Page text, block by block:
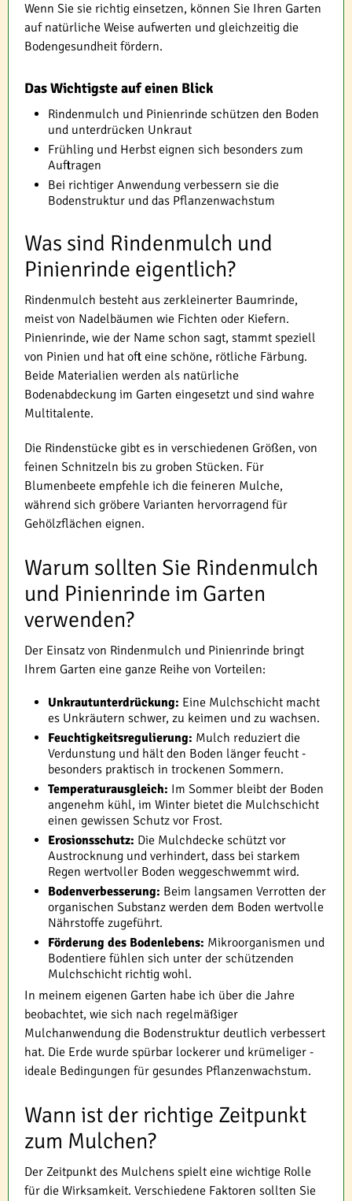
Wenn Sie sie richtig einsetzen, können Sie Ihren Garten
auf natürliche Weise aufwerten und gleichzeitig die
Bodengesundheit fördern.
Das Wichtigste auf einen Blick
Rindenmulch und Pinienrinde schützen den Boden
und unterdrücken Unkraut
Frühling und Herbst eignen sich besonders zum
Auftragen
Bei richtiger Anwendung verbessern sie die
Bodenstruktur und das Pflanzenwachstum
Was sind Rindenmulch und
Pinienrinde eigentlich?
Rindenmulch besteht aus zerkleinerter Baumrinde,
meist von Nadelbäumen wie Fichten oder Kiefern.
Pinienrinde, wie der Name schon sagt, stammt speziell
von Pinien und hat oft eine schöne, rötliche Färbung.
Beide Materialien werden als natürliche
Bodenabdeckung im Garten eingesetzt und sind wahre
Multitalente.
Die Rindenstücke gibt es in verschiedenen Größen, von
feinen Schnitzeln bis zu groben Stücken. Für
Blumenbeete empfehle ich die feineren Mulche,
während sich gröbere Varianten hervorragend für
Gehölzflächen eignen.
Warum sollten Sie Rindenmulch
und Pinienrinde im Garten
verwenden?
Der Einsatz von Rindenmulch und Pinienrinde bringt
Ihrem Garten eine ganze Reihe von Vorteilen:
Unkrautunterdrückung: Eine Mulchschicht macht
es Unkräutern schwer, zu keimen und zu wachsen.
Feuchtigkeitsregulierung: Mulch reduziert die
Verdunstung und hält den Boden länger feucht -
besonders praktisch in trockenen Sommern.
Temperaturausgleich: Im Sommer bleibt der Boden
angenehm kühl, im Winter bietet die Mulchschicht
einen gewissen Schutz vor Frost.
Erosionsschutz: Die Mulchdecke schützt vor
Austrocknung und verhindert, dass bei starkem
Regen wertvoller Boden weggeschwemmt wird.
Bodenverbesserung: Beim langsamen Verrotten der
organischen Substanz werden dem Boden wertvolle
Nährstoffe zugeführt.
Förderung des Bodenlebens: Mikroorganismen und
Bodentiere fühlen sich unter der schützenden
Mulchschicht richtig wohl.
In meinem eigenen Garten habe ich über die Jahre
beobachtet, wie sich nach regelmäßiger
Mulchanwendung die Bodenstruktur deutlich verbessert
hat. Die Erde wurde spürbar lockerer und krümeliger -
ideale Bedingungen für gesundes Pflanzenwachstum.
Wann ist der richtige Zeitpunkt
zum Mulchen?
Der Zeitpunkt des Mulchens spielt eine wichtige Rolle
für die Wirksamkeit. Verschiedene Faktoren sollten Sie